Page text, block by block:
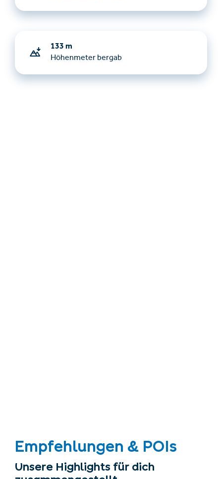
133 m
Höhenmeter bergab
Empfehlungen & POIs
Unsere Highlights für dich